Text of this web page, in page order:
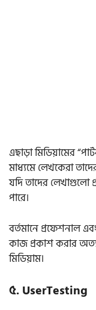
এছাড়া মিডিয়ামের
মাধ্যমে লেখকেরা
যদি তাদের
পারে।
বর্তমানে প্রফেশনাল
কাজ প্রকাশ করার
মিডিয়াম।
৫. UserTesting